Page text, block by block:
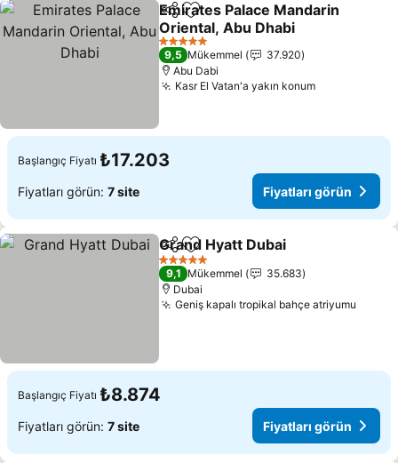
PaylaşFavorilerime ekle
Emirates Palace Mandarin
Oriental, Abu Dhabi
5 Yıldız
9,5 Mükemmel
37.920
Abu Dabi
Kasr El Vatan'a yakın konum
Başlangıç Fiyatı ₺17.203
Fiyatları görün: 7 site Fiyatları görün
PaylaşFavorilerime ekle
Grand Hyatt Dubai
5 Yıldız
9,1 Mükemmel
35.683
Dubai
Geniş kapalı tropikal bahçe atriyumu
Başlangıç Fiyatı ₺8.874
Fiyatları görün: 7 site Fiyatları görün